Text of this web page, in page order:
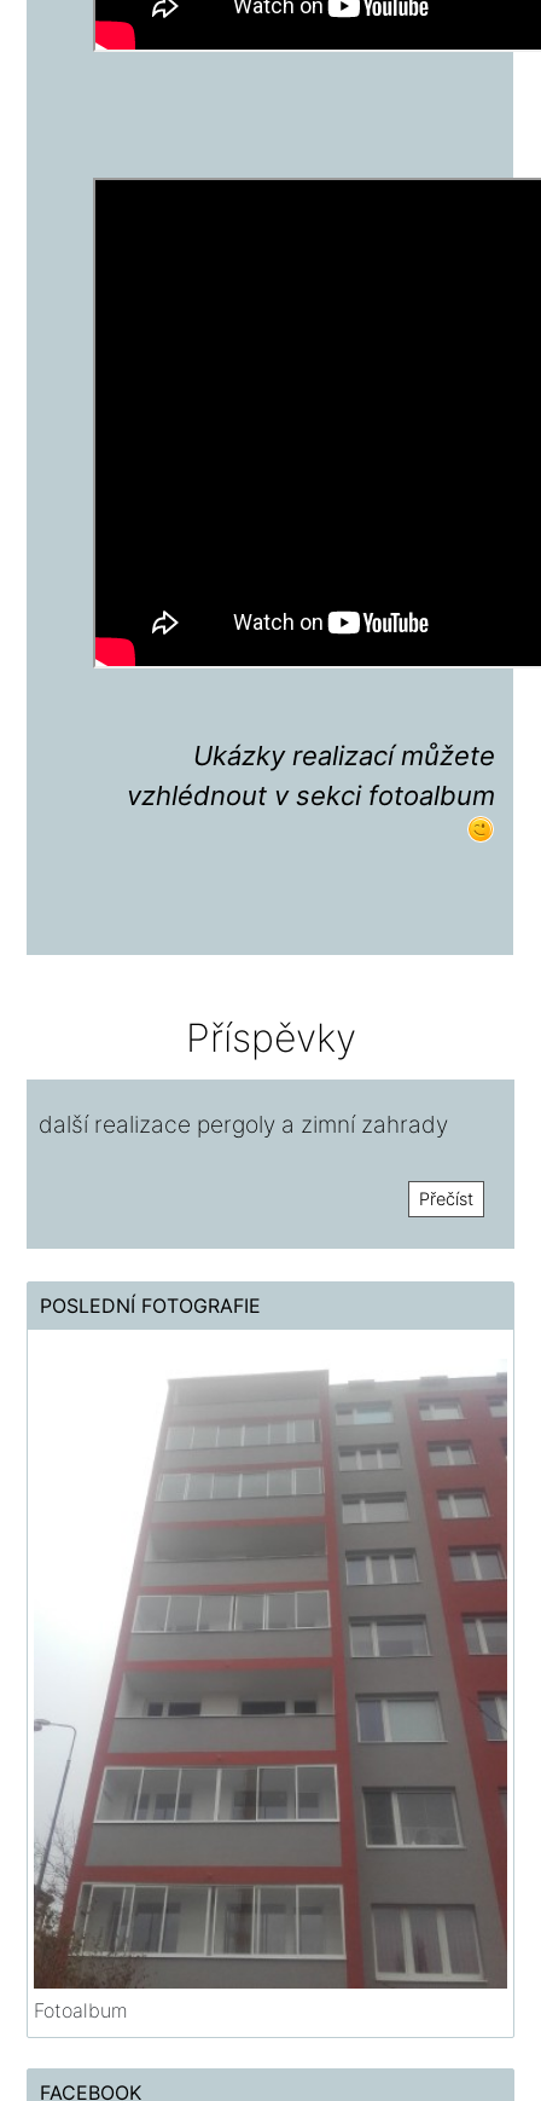
Ukázky realizací můžete
vzhlédnout v sekci fotoalbum
Příspěvky
další realizace pergoly a zimní zahrady
Přečíst
POSLEDNÍ FOTOGRAFIE
Fotoalbum
FACEBOOK